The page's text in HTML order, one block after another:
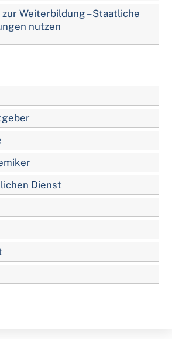
Weiterbildung – Staatliche
nutzen
Dienst